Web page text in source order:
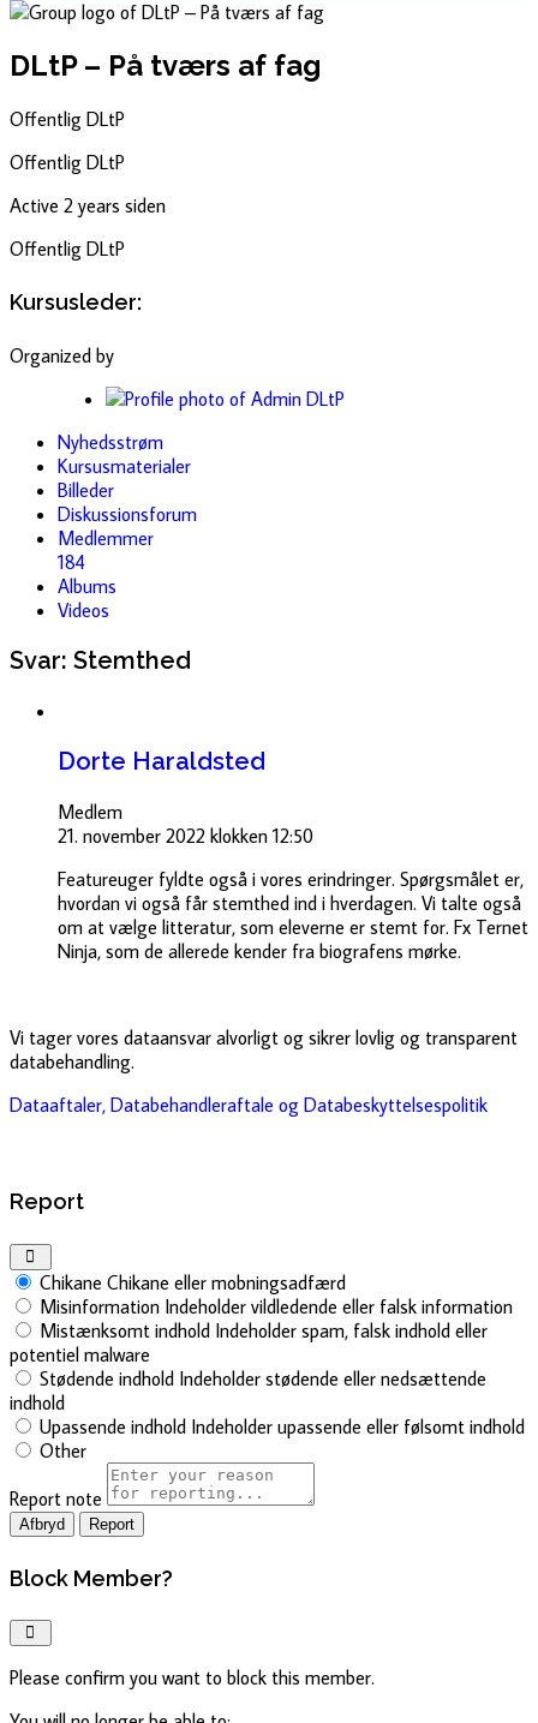
DLtP – På tværs af fag
Offentlig DLtP
Offentlig DLtP
Active 2 years siden
Offentlig DLtP
Kursusleder:
Organized by
Nyhedsstrøm
Kursusmaterialer
Billeder
Diskussionsforum
Medlemmer
184
Albums
Videos
Svar: Stemthed
Dorte Haraldsted
Medlem
21. november 2022 klokken 12:50
Featureuger fyldte også i vores erindringer. Spørgsmålet er,
hvordan vi også får stemthed ind i hverdagen. Vi talte også
om at vælge litteratur, som eleverne er stemt for. Fx Ternet
Ninja, som de allerede kender fra biografens mørke.
Vi tager vores dataansvar alvorligt og sikrer lovlig og transparent
databehandling.
Dataaftaler, Databehandleraftale og Databeskyttelsespolitik
Report
Chikane Chikane eller mobningsadfærd
Misinformation Indeholder vildledende eller falsk information
Mistænksomt indhold Indeholder spam, falsk indhold eller
potentiel malware
Stødende indhold Indeholder stødende eller nedsættende
indhold
Upassende indhold Indeholder upassende eller følsomt indhold
Other
Report note
Report
Block Member?
Please confirm you want to block this member.